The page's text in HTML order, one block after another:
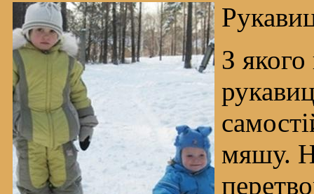
З якого
мяшу.